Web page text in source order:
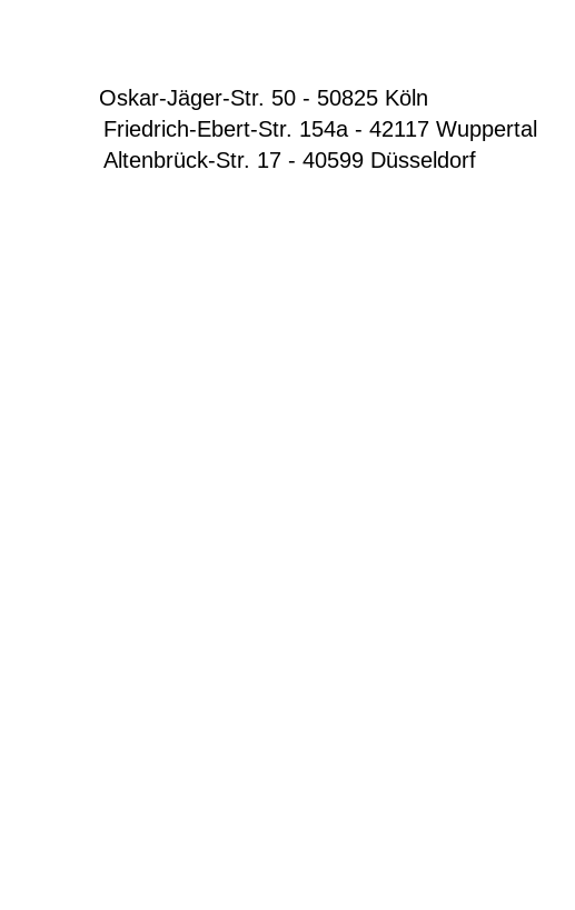
Oskar-Jäger-Str. 50 - 50825 Köln
Friedrich-Ebert-Str. 154a - 42117 Wuppertal
Altenbrück-Str. 17 - 40599 Düsseldorf